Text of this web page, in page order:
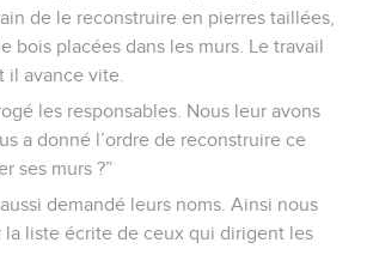
de le reconstruire en pierres taillées,
bois placées dans les murs. Le travail
il avance vite.
les responsables. Nous leur avons
a donné l’ordre de reconstruire ce
ses murs ?”
demandé leurs noms. Ainsi nous
la liste écrite de ceux qui dirigent les